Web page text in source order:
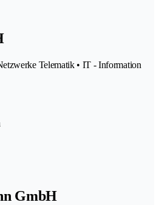
Telematik • IT - Information
GmbH